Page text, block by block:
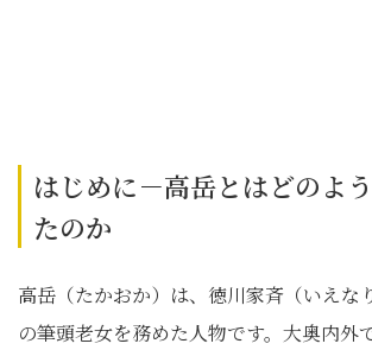
はじめに－高岳とはどのよ
たのか
高岳（たかおか）は、徳川家斉（いえな
の筆頭老女を務めた人物です。大奥内外